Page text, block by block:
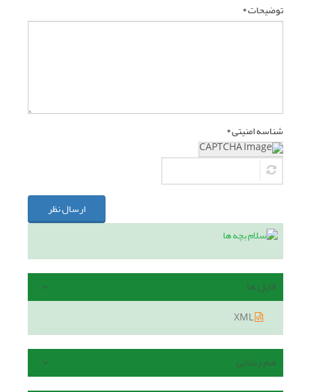
توضیحات *
شناسه امنیتی *
ارسال نظر
فایل ها
هم رسانی